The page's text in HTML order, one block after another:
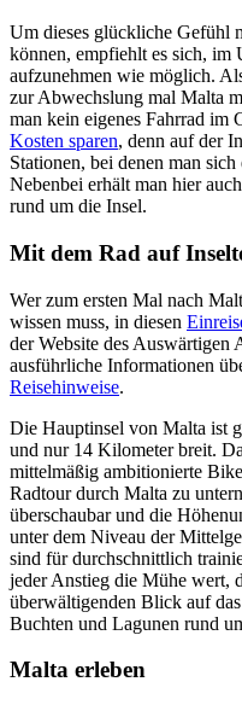
Um dieses glückliche Gefühl
können, empfiehlt es sich, im
aufzunehmen wie möglich.
zur Abwechslung mal Malta
man kein eigenes Fahrrad im
Kosten sparen, denn auf der
Stationen, bei denen man
Nebenbei erhält man hier auch
rund um die Insel.
Mit dem Rad auf
Wer zum ersten Mal nach
wissen muss, in diesen
der Website des Auswärtigen
ausführliche Informationen
Reisehinweise.
Die Hauptinsel von Malta ist
und nur 14 Kilometer breit.
mittelmäßig ambitionierte
Radtour durch Malta zu
überschaubar und die
unter dem Niveau der
sind für durchschnittlich
jeder Anstieg die Mühe wert,
überwältigenden Blick auf
Buchten und Lagunen rund
Malta erleben